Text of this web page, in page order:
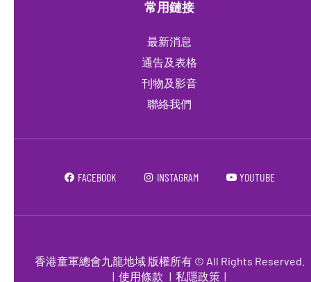
常用鏈接
最新消息
通告及表格
刊物及影音
聯絡我們
FACEBOOK INSTAGRAM YOUTUBE
香港童軍總會九龍地域 版權所有 © All Rights Reserved.
| 使用條款 | 私隱政策 |